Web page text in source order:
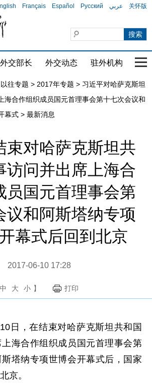
Français Español Русский عربي 关怀版
外交部长 外交动态 驻外机构 国
以往专题 > 2017年专题 > 习近平对哈萨克斯坦
海合作组织成员国元首理事会第十七次会议和
幕式 > 最新消息
束对哈萨克斯坦共
访问并出席上海合
员国元首理事会第
议和阿斯塔纳专项
幕式后回到北京
2017-06-10 17:28
中 大 小 】 打印
，在结束对哈萨克斯坦共和国
海合作组织成员国元首理事会第
塔纳专项世博会开幕式后，国家
京。